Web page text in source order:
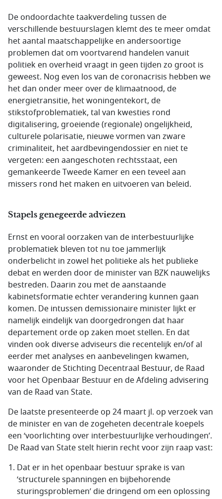
De ondoordachte taakverdeling tussen de
verschillende bestuurslagen klemt des te meer omdat
het aantal maatschappelijke en andersoortige
problemen dat om voortvarend handelen vanuit
politiek en overheid vraagt in geen tijden zo groot is
geweest. Nog even los van de coronacrisis hebben we
het dan onder meer over de klimaatnood, de
energietransitie, het woningentekort, de
stikstofproblematiek, tal van kwesties rond
digitalisering, groeiende (regionale) ongelijkheid,
culturele polarisatie, nieuwe vormen van zware
criminaliteit, het aardbevingendossier en niet te
vergeten: een aangeschoten rechtsstaat, een
gemankeerde Tweede Kamer en een teveel aan
missers rond het maken en uitvoeren van beleid.
Stapels genegeerde adviezen
Ernst en vooral oorzaken van de interbestuurlijke
problematiek bleven tot nu toe jammerlijk
onderbelicht in zowel het politieke als het publieke
debat en werden door de minister van BZK nauwelijks
bestreden. Daarin zou met de aanstaande
kabinetsformatie echter verandering kunnen gaan
komen. De intussen demissionaire minister lijkt er
namelijk eindelijk van doorgedrongen dat haar
departement orde op zaken moet stellen. En dat
vinden ook diverse adviseurs die recentelijk en/of al
eerder met analyses en aanbevelingen kwamen,
waaronder de Stichting Decentraal Bestuur, de Raad
voor het Openbaar Bestuur en de Afdeling advisering
van de Raad van State.
De laatste presenteerde op 24 maart jl. op verzoek van
de minister en van de zogeheten decentrale koepels
een ‘voorlichting over interbestuurlijke verhoudingen’.
De Raad van State stelt hierin recht voor zijn raap vast:
Dat er in het openbaar bestuur sprake is van
‘structurele spanningen en bijbehorende
sturingsproblemen’ die dringend om een oplossing